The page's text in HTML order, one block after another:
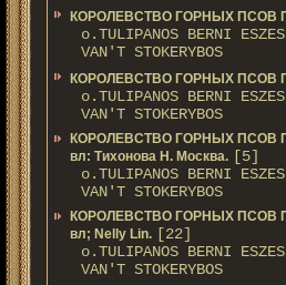
КОРОЛЕВСТВО ГОРНЫХ ПСОВ
о.TULIPANOS BERNI
VAN'T STOKERYBOS
КОРОЛЕВСТВО ГОРНЫХ ПСОВ
о.TULIPANOS BERNI
VAN'T STOKERYBOS
КОРОЛЕВСТВО ГОРНЫХ ПСОВ
вл: Тихонова Н. Москва. [5]
о.TULIPANOS BERNI
VAN'T STOKERYBOS
КОРОЛЕВСТВО ГОРНЫХ ПСОВ
вл; Nelly Lin. [22]
о.TULIPANOS BERNI
VAN'T STOKERYBOS